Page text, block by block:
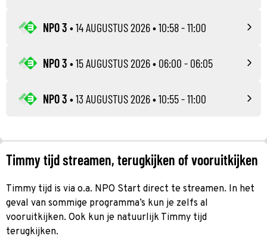
NPO 3 •14 AUGUSTUS 2026• 10:58 - 11:00
NPO 3 •15 AUGUSTUS 2026• 06:00 - 06:05
NPO 3 •13 AUGUSTUS 2026• 10:55 - 11:00
Timmy tijd streamen, terugkijken of vooruitkijken
Timmy tijd is via o.a. NPO Start direct te streamen. In het
geval van sommige programma’s kun je zelfs al
vooruitkijken. Ook kun je natuurlijk Timmy tijd
terugkijken.